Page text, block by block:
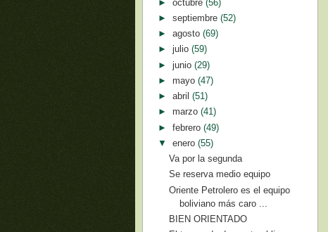
► octubre (56)
► septiembre (52)
► agosto (69)
► julio (59)
► junio (29)
► mayo (47)
► abril (51)
► marzo (41)
► febrero (49)
▼ enero (55)
Va por la segunda
Se reserva medio equipo
Oriente Petrolero es el equipo
boliviano más caro ...
BIEN ORIENTADO